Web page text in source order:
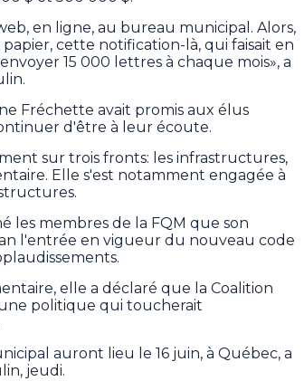
en ligne, au bureau municipal. Alors,
cette notification-là, qui faisait en
15 000 lettres à chaque mois», a
Fréchette avait promis aux élus
d'être à leur écoute.
sur trois fronts: les infrastructures,
Elle s'est notamment engagée à
les membres de la FQM que son
l'entrée en vigueur du nouveau code
elle a déclaré que la Coalition
politique qui toucherait
auront lieu le 16 juin, à Québec, a
jeudi.